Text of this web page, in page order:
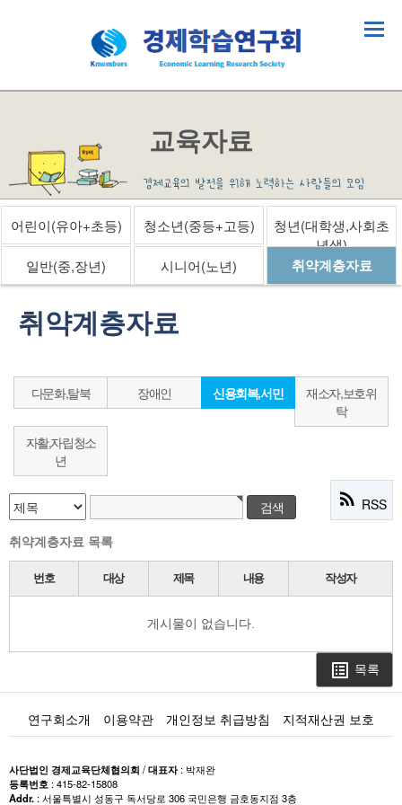
교육자료
어린이(유아+초등) 청소년(중등+고등)
청년(대학생,사회초
년생)
일반(중,장년)
시니어(노년) 취약계층자료
취약계층자료
다문화,탈북 장애인 신용회복,서민
재소자,보호위
탁
자활,자립청소
년
rss_feed RSS
취약계층자료 목록
번호 대상 제목 내용 작성자
게시물이 없습니다.
list_alt 목록
연구회소개 이용약관 개인정보 취급방침 지적재산권 보호
사단법인 경제교육단체협의회 /대표자: 박재완
등록번호 : 415-82-15808
Addr. : 서울특별시 성동구 독서당로 306 국민은행 금호동지점 3층